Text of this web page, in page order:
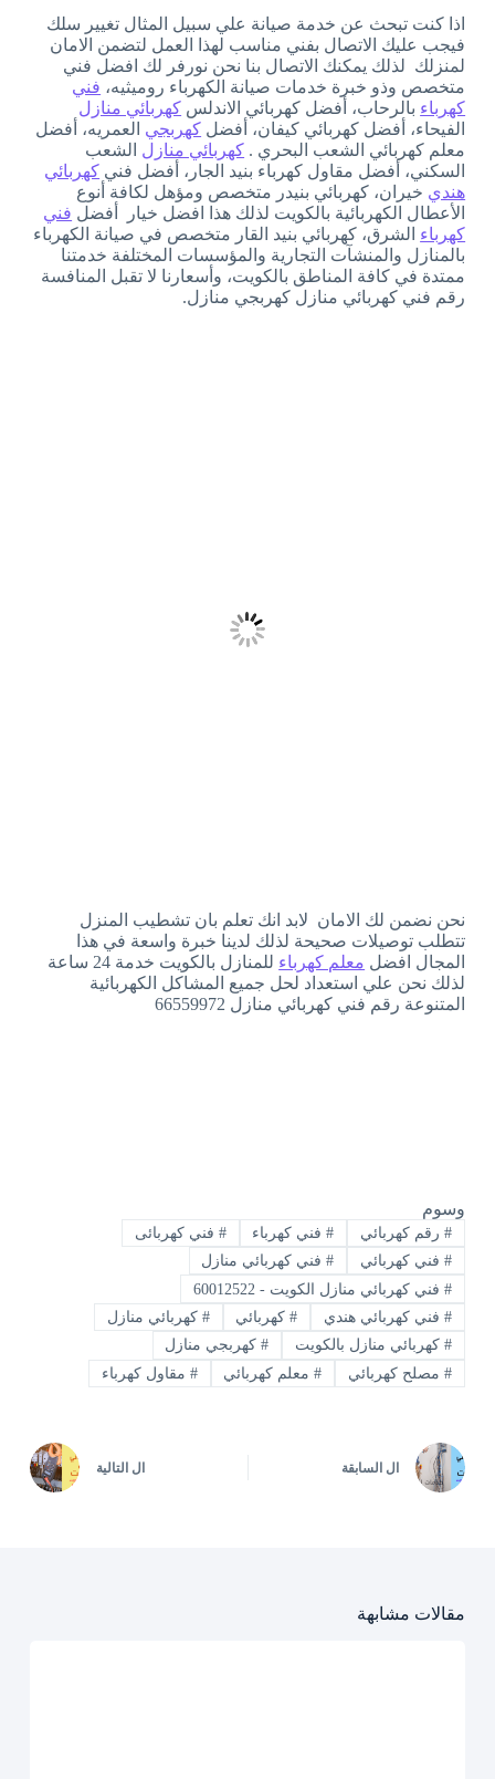
اذا كنت تبحث عن خدمة صيانة علي سبيل المثال تغيير سلك
فيجب عليك الاتصال بفني مناسب لهذا العمل لتضمن الامان
لمنزلك لذلك يمكنك الاتصال بنا نحن نورفر لك افضل فني
متخصص وذو خبرة خدمات صيانة الكهرباء روميثيه، فني
كهرباء بالرحاب، أفضل كهربائي الاندلس كهربائي منازل
الفيحاء، أفضل كهربائي كيفان، أفضل كهربجي العمريه، أفضل
معلم كهربائي الشعب البحري . كهربائي منازل الشعب
السكني، أفضل مقاول كهرباء بنيد الجار، أفضل فني كهربائي
هندي خيران، كهربائي بنيدر متخصص ومؤهل لكافة أنوع
الأعطال الكهربائية بالكويت لذلك هذا افضل خيار أفضل فني
كهرباء الشرق، كهربائي بنيد القار متخصص في صيانة الكهرباء
بالمنازل والمنشآت التجارية والمؤسسات المختلفة خدمتنا
ممتدة في كافة المناطق بالكويت، وأسعارنا لا تقبل المنافسة
رقم فني كهربائي منازل كهربجي منازل.
نحن نضمن لك الامان لابد انك تعلم بان تشطيب المنزل
تتطلب توصيلات صحيحة لذلك لدينا خبرة واسعة في هذا
المجال افضل معلم كهرباء
للمنازل بالكويت خدمة 24 ساعة
لذلك نحن علي استعداد لحل جميع المشاكل الكهربائية
المتنوعة رقم فني كهربائي منازل 66559972
وسوم
#رقم كهربائي #فني كهرباء # فني كهربائى
#فني كهربائي #فني كهربائي منازل
#فني كهربائي منازل الكويت - 60012522
#فني كهربائي هندي #كهربائي # كهربائي منازل
#كهربائي منازل بالكويت #كهربجي منازل
#مصلح كهربائي #معلم كهربائي # مقاول كهرباء
ال السابقة ال التالية
مقالات مشابهة